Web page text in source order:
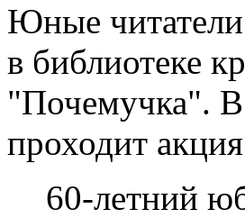
Юные
в библиотеке
"Почемучка". В
проходит
60-летний